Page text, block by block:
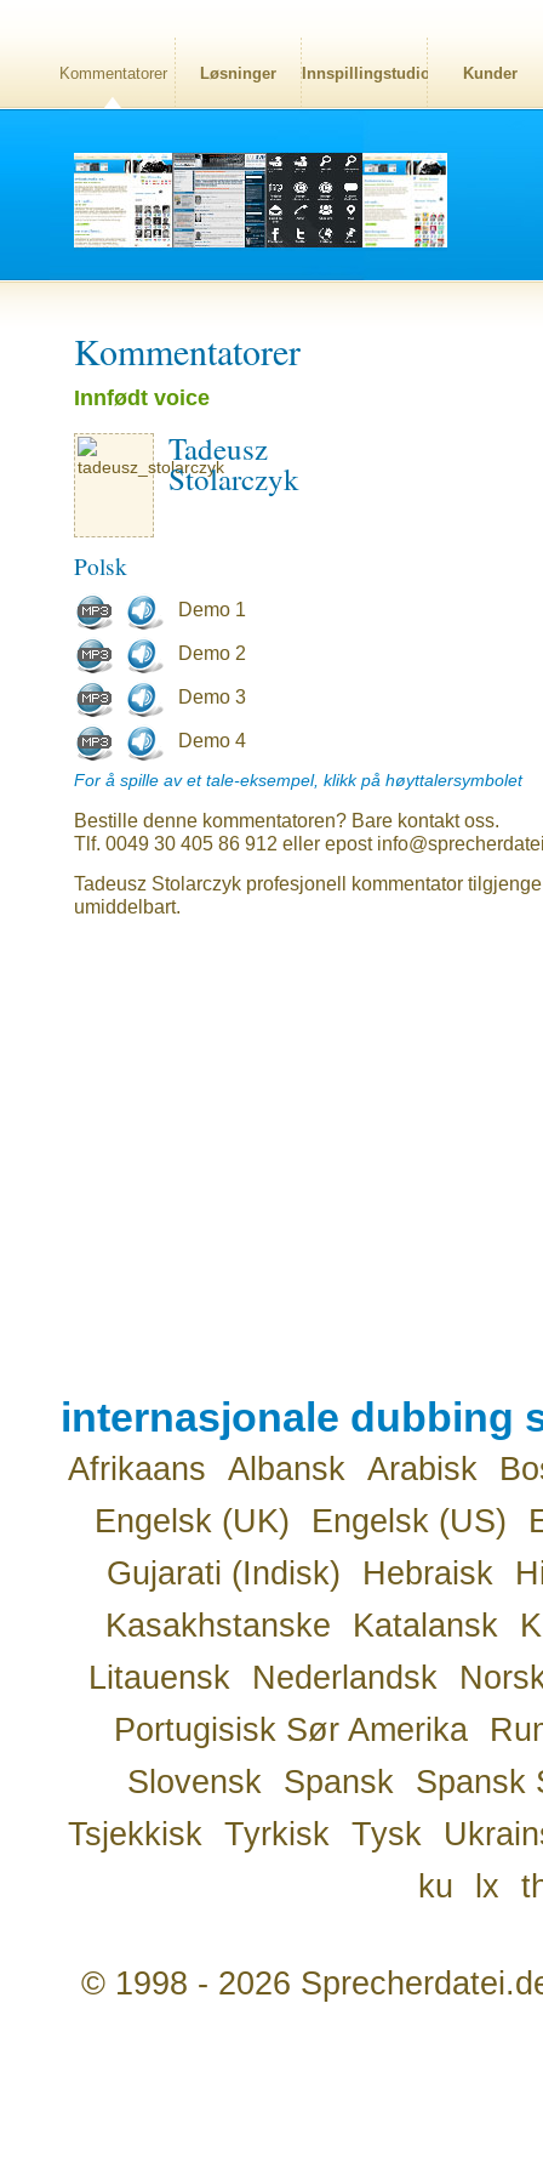
Kommentatorer Løsninger Innspillingstudio Kunder
Kommentatorer
Innfødt voice
Tadeusz
Stolarczyk
Polsk
Demo 1
Demo 2
Demo 3
Demo 4
For å spille av et tale-eksempel, klikk på høyttalersymbolet
Bestille denne kommentatoren? Bare kontakt oss.
Tlf. 0049 30 405 86 912 eller epost
Tadeusz Stolarczyk profesjonell kommentator
umiddelbart.
internasjonale dubbing
Afrikaans Albansk Arabisk
Engelsk (UK)
Engelsk (US)
Gujarati (Indisk)
Hebraisk
Kasakhstanske
Katalansk
Litauensk
Nederlandsk
Portugisisk Sør Amerika
Slovensk
Spansk
Spansk
Tsjekkisk
Tyrkisk Tysk
ku
lx
© 1998 - 2026